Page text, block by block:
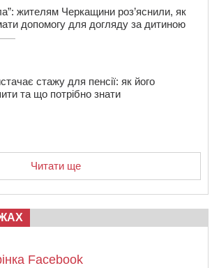
жителям Черкащини роз’яснили, як
допомогу для догляду за дитиною
стажу для пенсії: як його
та що потрібно знати
Читати ще
Facebook